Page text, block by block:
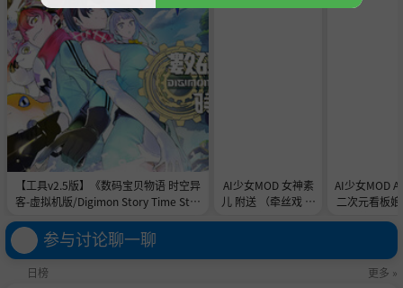
【工具v2.5版】《数码宝贝物语 时空异
客-虚拟机版/Digimon Story Time Stra
官中免安装-简中31.1GB
AI少女MOD 女神素
儿 附送 （牵丝戏 舞
AI少女MOD A
二次元看板
参与讨论聊一聊
日榜 更多 »